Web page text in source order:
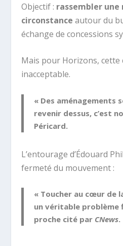
Objectif : rassembler
circonstance autour du
échange de concessions
Mais pour Horizons,
inacceptable.
« Des aménagements
revenir dessus, c’est
Péricard.
L’entourage d’Édouard
fermeté du mouvement :
« Toucher au cœur de
un véritable problème
proche cité par CNews.